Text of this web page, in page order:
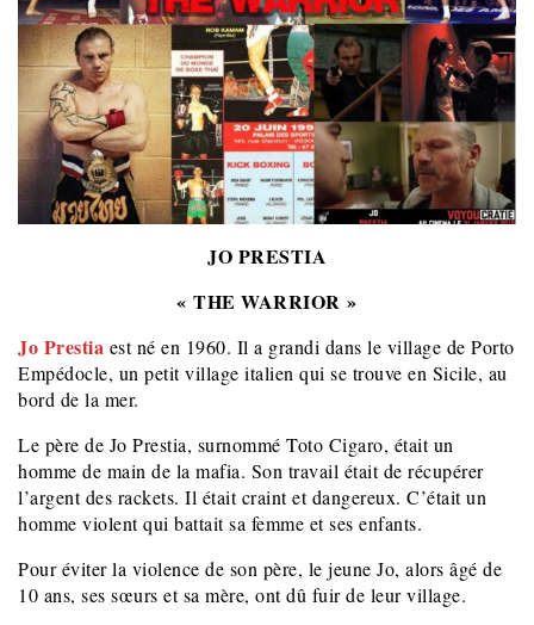
JO PRESTIA
« THE WARRIOR »
Jo Prestia est né en 1960. Il a grandi dans le village de Porto
Empédocle, un petit village italien qui se trouve en Sicile, au
bord de la mer.
Le père de Jo Prestia, surnommé Toto Cigaro, était un
homme de main de la mafia. Son travail était de récupérer
l’argent des rackets. Il était craint et dangereux. C’était un
homme violent qui battait sa femme et ses enfants.
Pour éviter la violence de son père, le jeune Jo, alors âgé de
10 ans, ses sœurs et sa mère, ont dû fuir de leur village.